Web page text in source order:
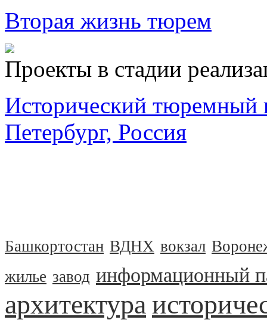
Вторая жизнь тюрем
Проекты в стадии
Исторический тюремный
Петербург, Россия
Башкортостан ВДНХ вокзал
жилье завод информационный
архитектура